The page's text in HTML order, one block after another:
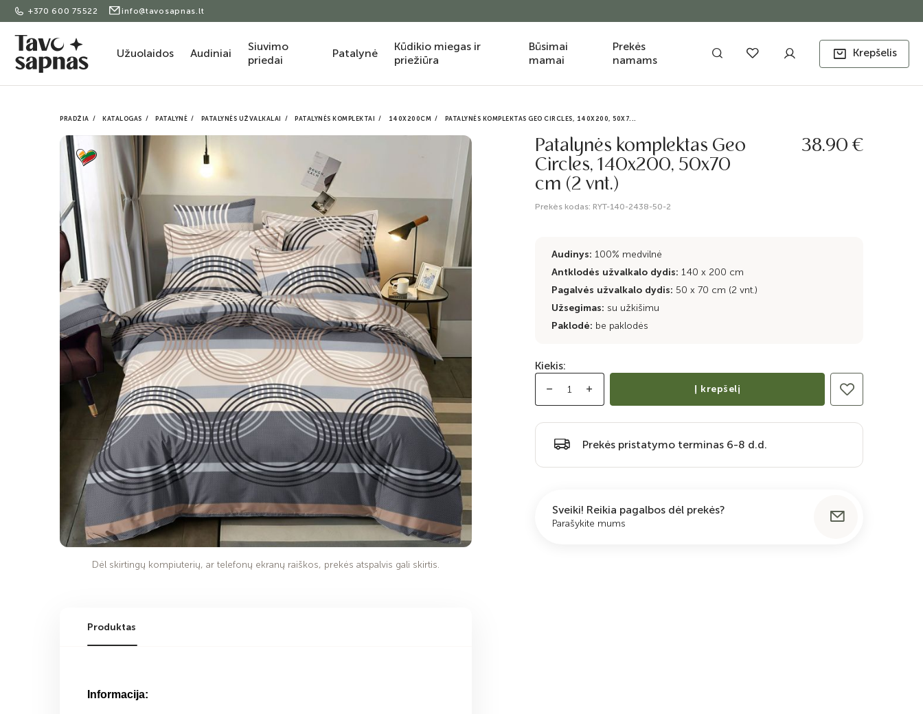
+370 600 75522 info@tavosapnas.lt
Užuolaidos Audiniai
Siuvimo
priedai
Patalynė
Kūdikio miegas ir
priežiūra
Būsimai
mamai
Prekės
namams
Krepšelis
PRADŽIA KATALOGAS PATALYNĖ PATALYNĖS UŽVALKALAI PATALYNĖS KOMPLEKTAI 140X200CM PATALYNĖS KOMPLEKTAS GEO CIRCLES, 140X200, 50X7...
Dėl skirtingų kompiuterių, ar telefonų ekranų raiškos, prekės atspalvis gali skirtis.
Patalynės komplektas Geo
Circles, 140x200, 50x70
cm (2 vnt.)
Prekės kodas: RYT-140-2438-50-2
38.90 €
Audinys: 100% medvilnė
Antklodės užvalkalo dydis: 140 x 200 cm
Pagalvės užvalkalo dydis: 50 x 70 cm (2 vnt.)
Užsegimas: su užkišimu
Paklodė: be paklodės
Kiekis:
Į krepšelį
Prekės pristatymo terminas 6-8 d.d.
Sveiki! Reikia pagalbos dėl prekės?
Parašykite mums
Produktas
Informacija: